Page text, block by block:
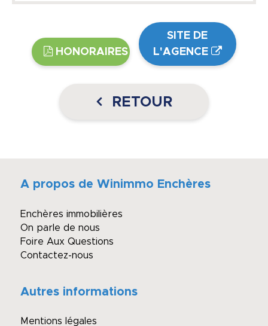
HONORAIRES
SITE DE
L'AGENCE
RETOUR
A propos de Winimmo Enchères
Enchères immobilières
On parle de nous
Foire Aux Questions
Contactez-nous
Autres informations
Mentions légales